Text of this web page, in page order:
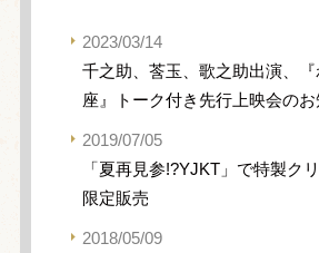
2023/03/14
千之助、莟玉、歌之助出演、
座』トーク付き先行上映会の
2019/07/05
「夏再見参!?YJKT」で特製ク
限定販売
2018/05/09